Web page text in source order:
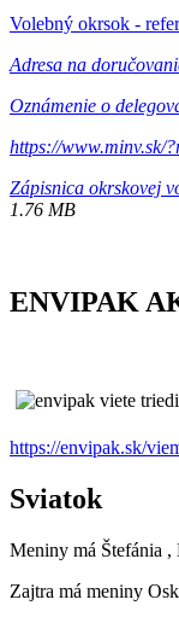
Volebný okrsok -
Adresa na
Oznámenie o
https://www.minv.sk/
Zápisnica okrskovej
1.76 MB
ENVIPAK
https://envipak.sk/
Sviatok
Meniny má Štefánia ,
Zajtra má meniny